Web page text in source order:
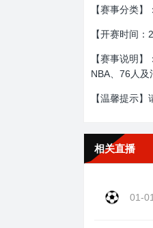
【赛事分类】
【开赛时间
【赛事说明
NBA、76人及
【温馨提示
相关直播
01-